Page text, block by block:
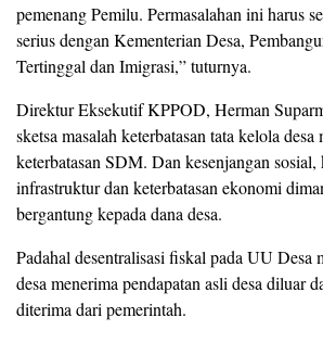
pemenang Pemilu. Permasalahan ini harus
serius dengan Kementerian Desa,
Tertinggal dan Imigrasi,” tuturnya.
Direktur Eksekutif KPPOD, Herman
sketsa masalah keterbatasan tata kelola desa
keterbatasan SDM. Dan kesenjangan sosial,
infrastruktur dan keterbatasan ekonomi
bergantung kepada dana desa.
Padahal desentralisasi fiskal pada UU Desa
desa menerima pendapatan asli desa diluar
diterima dari pemerintah.